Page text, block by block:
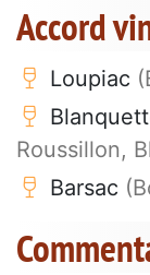
Accord
Loupiac
Roussillon,
Barsac